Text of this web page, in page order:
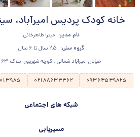
خانه کودک پردیس امیرآباد،
نام مدیر: میترا طاهرخانی
گروه سنی: ۲.۵ سال تا ۶ سال
خیابان امیرآباد شمالی ، کوچه شهریور، پلاک ۶۳
۰۹۳۶۴۵۴۹۸۲۵ ۰۲۱۸۸۶۳۴۴۶۲
شبکه های اجتماعی
مسیریابی